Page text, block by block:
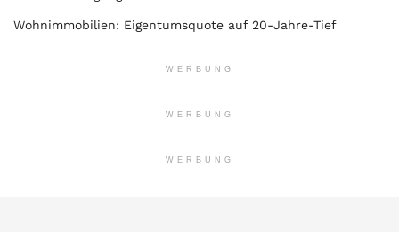
Wohnimmobilien: Eigentumsquote auf 20-Jahre-Tief
WERBUNG
WERBUNG
WERBUNG